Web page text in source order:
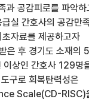
과 공감피로를 파악하
실 간호사의 공감만
자료를 제공하고자
은 후 경기도 소재의
이상인 간호사 129명
구로 회복탄력성은
Scale(CD-RISC)